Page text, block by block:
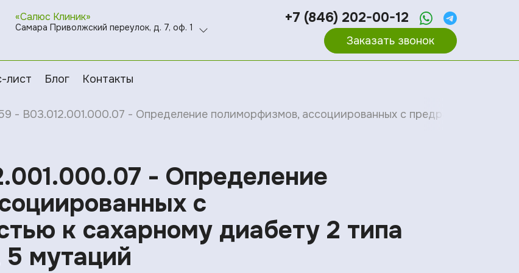
«Салюс Клиник»
Самара Приволжский переулок, д. 7, оф. 1
+7 (846) 202-00-12
Заказать звонок
лист Блог Контакты
- B03.012.001.000.07 - Определение полиморфизмов, ассоциированных с
- Определение
с
к сахарному диабету 2 типа
мутаций